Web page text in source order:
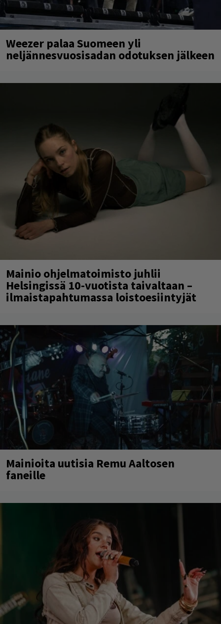
Weezer palaa Suomeen yli
neljännesvuosisadan odotuksen jälkeen
Mainio ohjelmatoimisto juhlii
Helsingissä 10-vuotista taivaltaan –
ilmaistapahtumassa loistoesiintyjät
Mainioita uutisia Remu Aaltosen
faneille